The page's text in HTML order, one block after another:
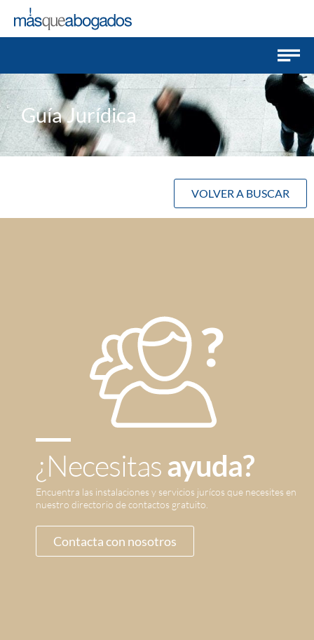
Guía Jurídica
VOLVER A BUSCAR
¿Necesitasayuda?
Encuentra las instalaciones y servicios jurícos que necesites en
nuestro directorio de contactos gratuito.
Contacta con nosotros